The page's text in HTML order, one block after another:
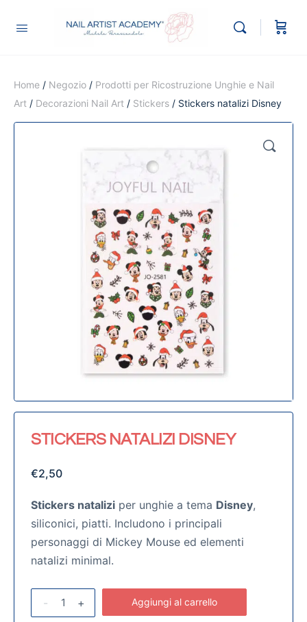
Home / Negozio / Prodotti per Ricostruzione Unghie e Nail
Art / Decorazioni Nail Art / Stickers / Stickers natalizi Disney
🔍
STICKERS NATALIZI DISNEY
€2,50
Stickers natalizi per unghie a tema Disney,
siliconici, piatti. Includono i principali
personaggi di Mickey Mouse ed elementi
natalizi minimal.
- + Aggiungi al carrello